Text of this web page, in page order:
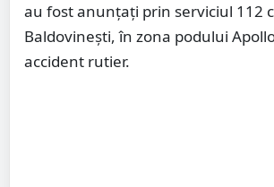
au fost anunțați prin serviciul 112
Baldovinești, în zona podului
accident rutier.